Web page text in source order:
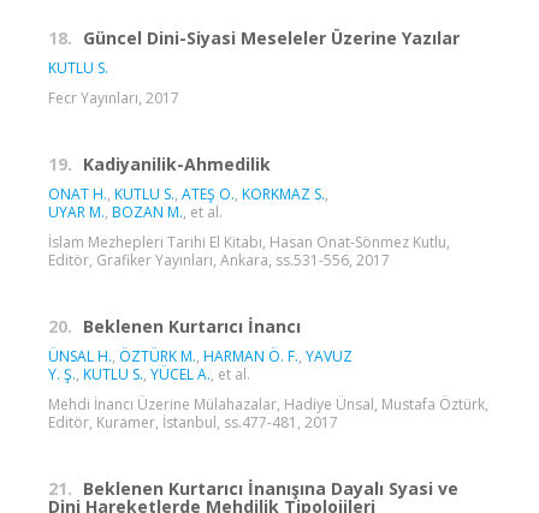
18. Güncel Dini-Siyasi Meseleler Üzerine Yazılar
KUTLU S.
Fecr Yayınları, 2017
19. Kadiyanilik-Ahmedilik
ONAT H., KUTLU S., ATEŞ O., KORKMAZ S.,
UYAR M., BOZAN M., et al.
İslam Mezhepleri Tarihi El Kitabı, Hasan Onat-Sönmez Kutlu,
Editör, Grafiker Yayınları, Ankara, ss.531-556, 2017
20. Beklenen Kurtarıcı İnancı
ÜNSAL H., ÖZTÜRK M., HARMAN Ö. F., YAVUZ
Y. Ş., KUTLU S., YÜCEL A., et al.
Mehdi İnancı Üzerine Mülahazalar, Hadiye Ünsal, Mustafa Öztürk,
Editör, Kuramer, İstanbul, ss.477-481, 2017
21. Beklenen Kurtarıcı İnanışına Dayalı Syasi ve
Dini Hareketlerde Mehdilik Tipolojileri